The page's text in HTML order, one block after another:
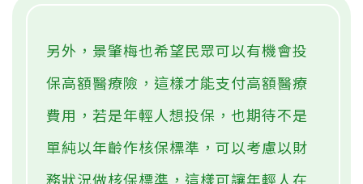
另外，景肇梅也希望民眾可以有機會投
保高額醫療險，這樣才能支付高額醫療
費用，若是年輕人想投保，也期待不是
單純以年齡作核保標準，可以考慮以財
務狀況做核保標準，這樣可讓年輕人在